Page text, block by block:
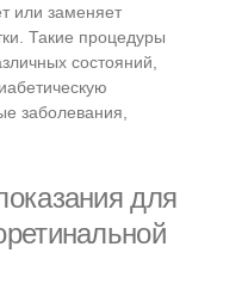
или заменяет
Такие процедуры
состояний,
заболевания,
для